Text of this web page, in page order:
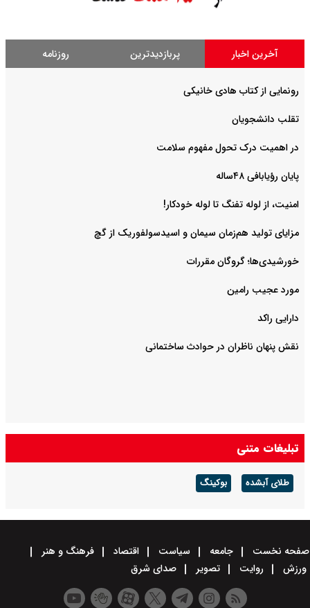
آخرین اخبار پربازدیدترین روزنامه
رونمایی از کتاب هادی خانیکی
‌تقلب دانشجویان
در اهمیت درک تحول مفهوم سلامت
پایان رؤیابافی ۴۸ساله
امنیت، از لوله تفنگ تا ‌لوله خودکار!
مزایای تولید هم‌زمان سیمان و اسیدسولفوریک از گچ
خورشیدی‌ها؛ گروگان مقررات
مورد عجیب رامین
دارایی راکد
نقش پنهان ناظران در حوادث ساختمانی
تبلیغات متنی
طلای آبشده بوکینگ
صفحه نخست جامعه سیاست اقتصاد
فرهنگ و هنر
ورزش
روایت تصویر صدای شرق